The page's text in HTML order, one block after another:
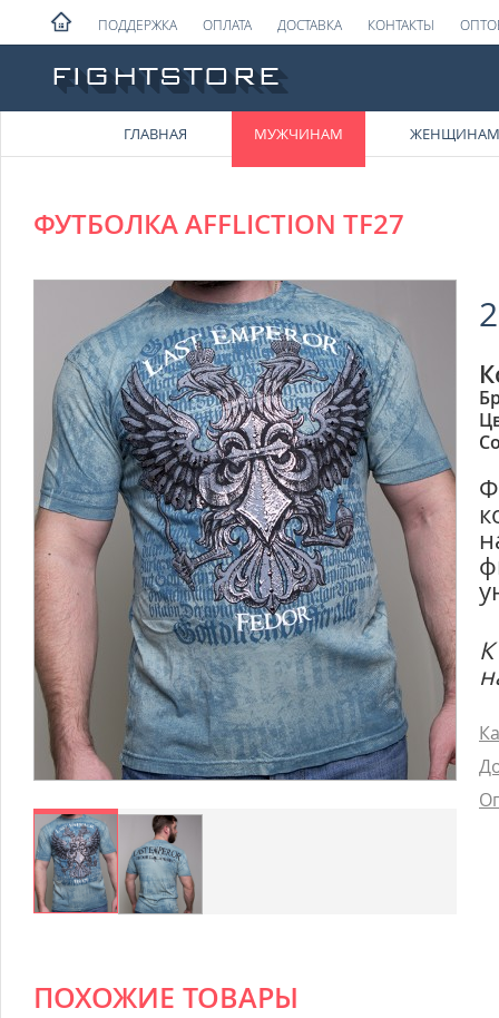
ПОДДЕРЖКА ОПЛАТА ДОСТАВКА КОНТАКТЫ
ГЛАВНАЯ МУЖЧИНАМ ЖЕНЩИНАМ
ФУТБОЛКА AFFLICTION TF27
ПОХОЖИЕ ТОВАРЫ